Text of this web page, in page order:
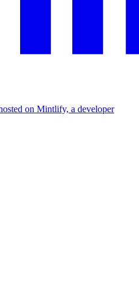
on Mintlify, a developer